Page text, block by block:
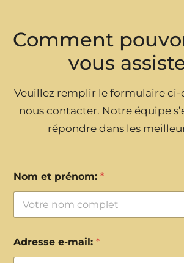
Comment
vous
Veuillez remplir le formulaire ci-
nous contacter. Notre équipe
répondre dans les
Nom et prénom: *
Adresse e-mail: *